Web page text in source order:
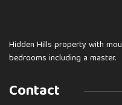
Hidden Hills property with
bedrooms including a master.
Contact